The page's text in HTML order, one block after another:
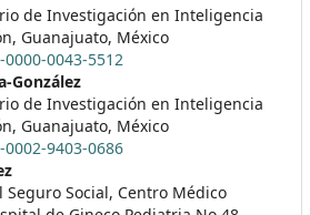
de Investigación en Inteligencia
Guanajuato, México
0043-5512
González
de Investigación en Inteligencia
Guanajuato, México
9403-0686
Social, Centro Médico